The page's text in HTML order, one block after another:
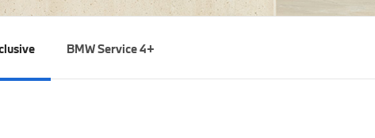
BMW Service 4+